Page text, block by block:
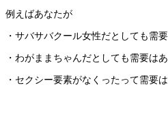
例えばあなたが
・サバサバクール女性だとしても需要
・わがままちゃんだとしても需要はあ
・セクシー要素がなくったって需要は